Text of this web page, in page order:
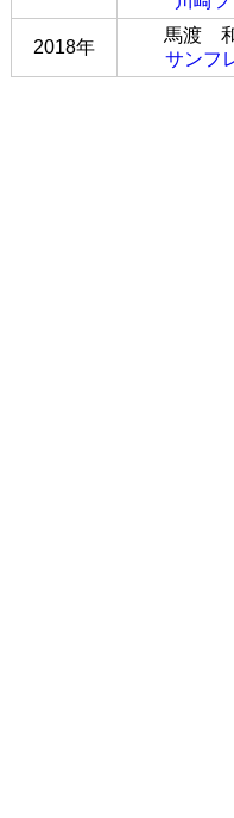
2018年
馬渡 和
サンフ